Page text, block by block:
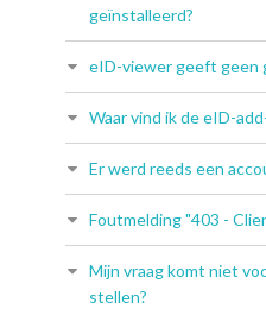
geïnstalleerd?
eID-viewer geeft geen
Waar vind ik de eID-
Er werd reeds een
Foutmelding "403 -
Mijn vraag komt niet
stellen?